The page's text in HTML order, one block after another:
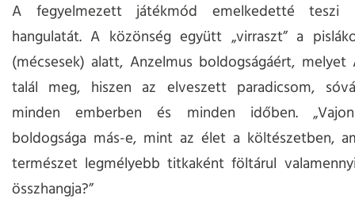
A fegyelmezett játékmód emelkedetté teszi
hangulatát. A közönség együtt „virraszt” a
(mécsesek) alatt, Anzelmus boldogságáért, melyet
talál meg, hiszen az elveszett paradicsom,
minden emberben és minden időben.
boldogsága más-e, mint az élet a költészetben,
természet legmélyebb titkaként föltárul
összhangja?”